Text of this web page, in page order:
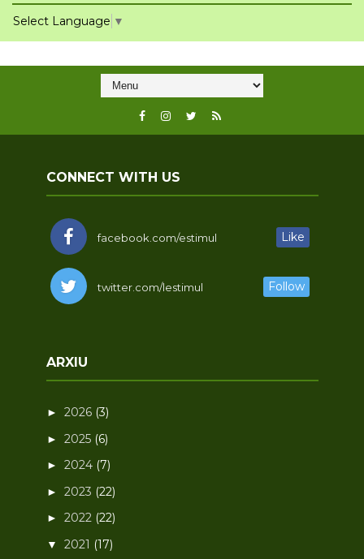
Select Language ▼
CONNECT WITH US
facebook.com/estimul Like
twitter.com/lestimul Follow
ARXIU
► 2026 (3)
► 2025 (6)
► 2024 (7)
► 2023 (22)
► 2022 (22)
▼ 2021 (17)